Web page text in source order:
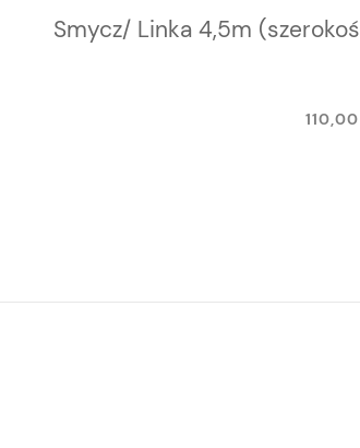
Smycz/ Linka 4,5m
110,00